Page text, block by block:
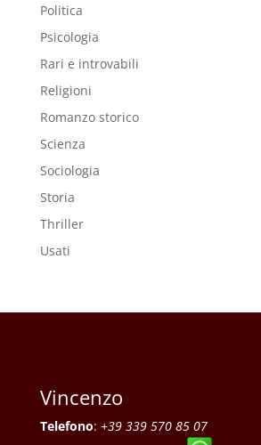
Politica
Psicologia
Rari e introvabili
Religioni
Romanzo storico
Scienza
Sociologia
Storia
Thriller
Usati
Vincenzo
Telefono: +39 339 570 85 07